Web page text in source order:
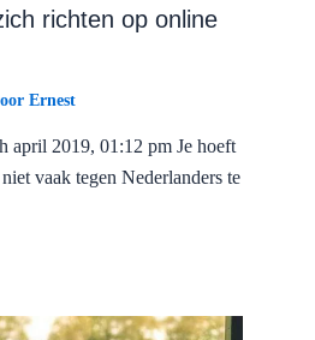
richten op online
Ernest
april 2019, 01:12 pm Je hoeft
vaak tegen Nederlanders te